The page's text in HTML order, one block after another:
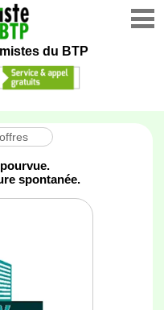
du BTP
spontanée.